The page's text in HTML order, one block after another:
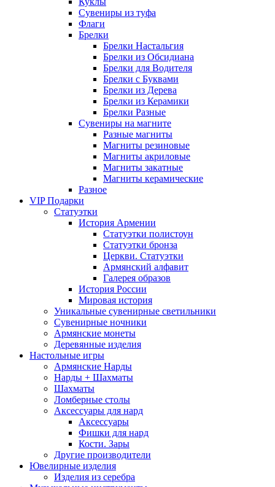
Сувениры из туфа
Флаги
Брелки
Брелки Настальгия
Брелки из Обсидиана
Брелки для Водителя
Брелки с Буквами
Брелки из Дерева
Брелки из Керамики
Брелки Разные
Сувениры на магните
Разные магниты
Магниты резиновые
Магниты акриловые
Магниты закатные
Магниты керамические
Разное
VIP Подарки
Статуэтки
История Армении
Статуэтки полистоун
Статуэтки бронза
Церкви. Статуэтки
Армянский алфавит
Галерея образов
История России
Мировая история
Уникальные сувенирные светильники
Сувенирные ночники
Армянские монеты
Деревянные изделия
Настольные игры
Армянские Нарды
Нарды + Шахматы
Шахматы
Ломберные столы
Аксессуары для нард
Аксессуары
Фишки для нард
Кости. Зары
Другие производители
Ювелирные изделия
Изделия из серебра